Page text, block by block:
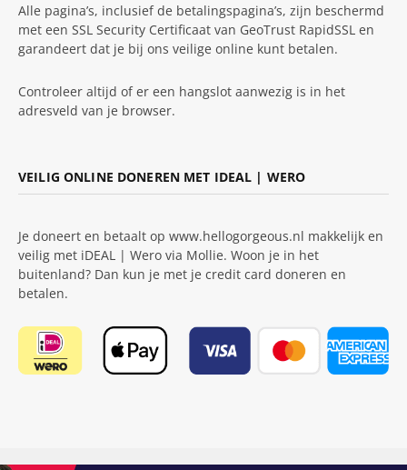
Alle pagina’s, inclusief de betalingspagina’s, zijn beschermd
met een SSL Security Certificaat van GeoTrust RapidSSL en
garandeert dat je bij ons veilige online kunt betalen.
Controleer altijd of er een hangslot aanwezig is in het
adresveld van je browser.
VEILIG ONLINE DONEREN MET IDEAL | WERO
Je doneert en betaalt op www.hellogorgeous.nl makkelijk en
veilig met iDEAL | Wero via Mollie. Woon je in het
buitenland? Dan kun je met je credit card doneren en
betalen.